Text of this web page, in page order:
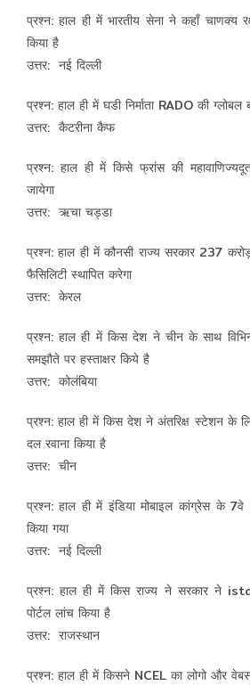
प्रश्न: हाल ही में भारतीय सेना ने कहाँ चाणक्य
किया है
उत्तर: नई दिल्ली
प्रश्न: हाल ही में घडी निर्माता RADO की
उत्तर: कैटरीना कैफ
प्रश्न: हाल ही में किसे फ्रांस की
जायेगा
उत्तर: ऋचा चड्डा
प्रश्न: हाल ही में कौनसी राज्य सरकार 237
फैसिलिटी स्थापित करेगा
उत्तर: केरल
प्रश्न: हाल ही में किस देश ने चीन के साथ
समझौते पर हस्ताक्षर किये है
उत्तर: कोलंबिया
प्रश्न: हाल ही में किस देश ने अंतरिक्ष स्टेशन के
दल रवाना किया है
उत्तर: चीन
प्रश्न: हाल ही में इंडिया मोबाइल कांग्रेस के
किया गया
उत्तर: नई दिल्ली
प्रश्न: हाल ही में किस राज्य ने सरकार
पोर्टल लांच किया है
उत्तर: राजस्थान
प्रश्न: हाल ही में किसने NCEL का लोगो और